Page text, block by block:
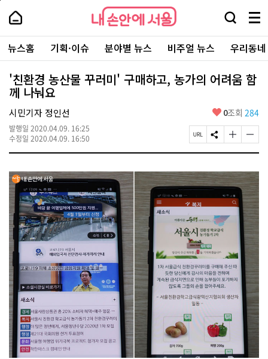
본
로
가
내
손
안
에
서
울
-
서
울
시
대
표
소
통
포
내
손
에
울
검
창
열
기
메
뉴
전
체
보
기
주
요
서
뉴스홈 기획·이슈 분야별 뉴스 비주얼 뉴스 우리동
'친환경 농산물 꾸러미' 구매하고, 농가의 어려움 함
께 나눠요
시민기자 정인선
발행일 2020.04.09. 16:25
수정일 2020.04.09. 16:50
좋
요
0조회 284
페
이
U
R
L
복
사
S
N
공
유
하
기
글
자
기
크
게
변
경
하
기
글
자
기
작
게
변
경
하
기
페
상
단
로